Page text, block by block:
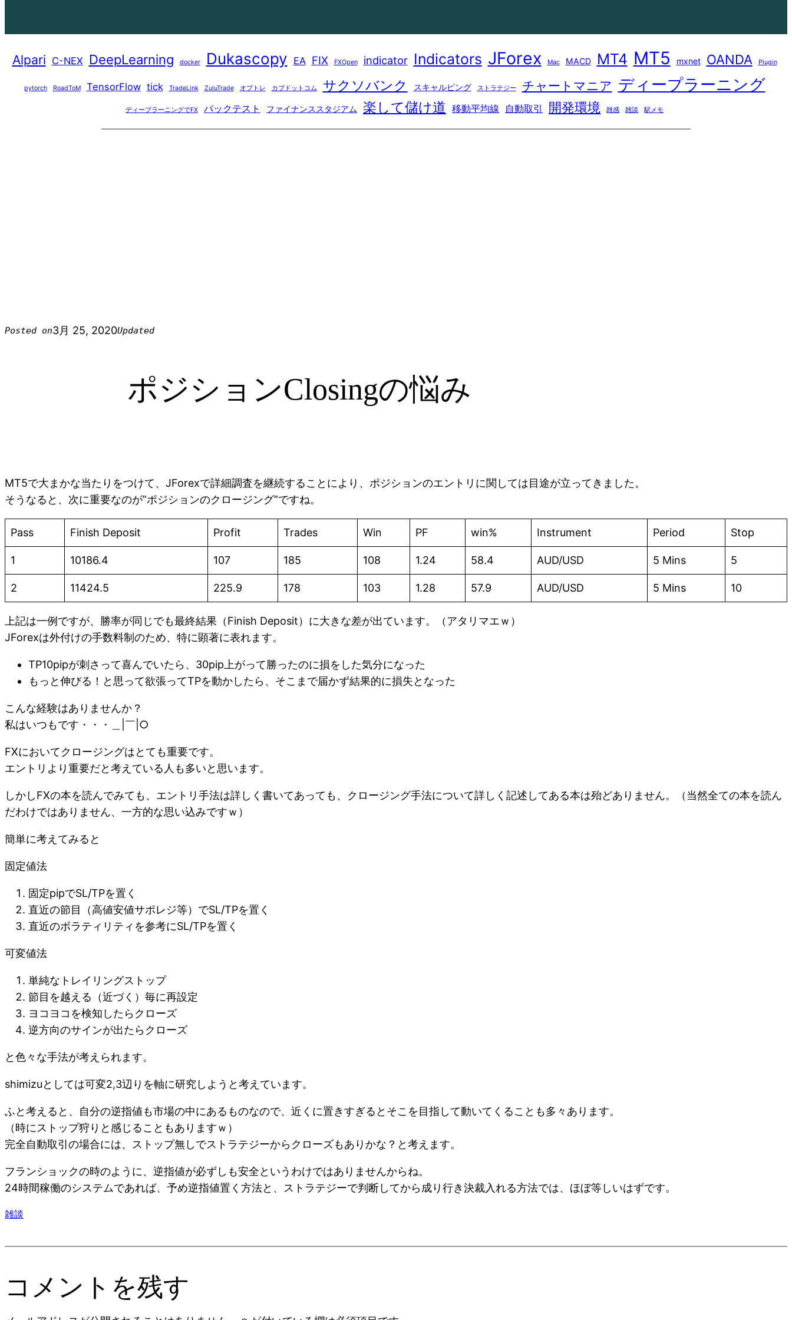
Alpari C-NEX DeepLearning docker Dukascopy EA FIX FXOpen indicator Indicators JForex Mac MACD MT4 MT5 mxnet OANDA Plugin
pytorch RoadToM TensorFlow tick TradeLink ZuluTrade オプトレ カブドットコム サクソバンク スキャルピング ストラテジー チャートマニア ディープラーニング
ディープラーニングでFX バックテスト ファイナンススタジアム 楽して儲け道 移動平均線 自動取引 開発環境 雑感 雑談 駅メモ
Posted on3月 25, 2020Updated
ポジションClosingの悩み
MT5で大まかな当たりをつけて、JForexで詳細調査を継続することにより、ポジションのエントリに関しては目途が立ってきました。
そうなると、次に重要なのが”ポジションのクロージング”ですね。
Pass Finish Deposit Profit Trades Win PF win% Instrument Period Stop
1 10186.4 107 185 108 1.24 58.4 AUD/USD 5 Mins 5
2 11424.5 225.9 178 103 1.28 57.9 AUD/USD 5 Mins 10
上記は一例ですが、勝率が同じでも最終結果（Finish Deposit）に大きな差が出ています。（アタリマエｗ）
JForexは外付けの手数料制のため、特に顕著に表れます。
TP10pipが刺さって喜んでいたら、30pip上がって勝ったのに損をした気分になった
もっと伸びる！と思って欲張ってTPを動かしたら、そこまで届かず結果的に損失となった
こんな経験はありませんか？
私はいつもです・・・＿|￣|○
FXにおいてクロージングはとても重要です。
エントリより重要だと考えている人も多いと思います。
しかしFXの本を読んでみても、エントリ手法は詳しく書いてあっても、クロージング手法について詳しく記述してある本は殆どありません。（当然全ての本を読ん
だわけではありません、一方的な思い込みですｗ）
簡単に考えてみると
固定値法
固定pipでSL/TPを置く
直近の節目（高値安値サポレジ等）でSL/TPを置く
直近のボラティリティを参考にSL/TPを置く
可変値法
単純なトレイリングストップ
節目を越える（近づく）毎に再設定
ヨコヨコを検知したらクローズ
逆方向のサインが出たらクローズ
と色々な手法が考えられます。
shimizuとしては可変2,3辺りを軸に研究しようと考えています。
ふと考えると、自分の逆指値も市場の中にあるものなので、近くに置きすぎるとそこを目指して動いてくることも多々あります。
（時にストップ狩りと感じることもありますｗ）
完全自動取引の場合には、ストップ無しでストラテジーからクローズもありかな？と考えます。
フランショックの時のように、逆指値が必ずしも安全というわけではありませんからね。
24時間稼働のシステムであれば、予め逆指値置く方法と、ストラテジーで判断してから成り行き決裁入れる方法では、ほぼ等しいはずです。
雑談
コメントを残す